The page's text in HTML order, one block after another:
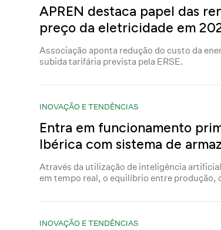
APREN destaca papel das
preço da eletricidade em
Associação aponta redução do custo da
subida tarifária prevista pela ERSE.
INOVAÇÃO E TENDÊNCIAS
Entra em funcionamento
Ibérica com sistema de
Através da utilização de inteligência
em tempo real, o equilíbrio entre produção,
INOVAÇÃO E TENDÊNCIAS